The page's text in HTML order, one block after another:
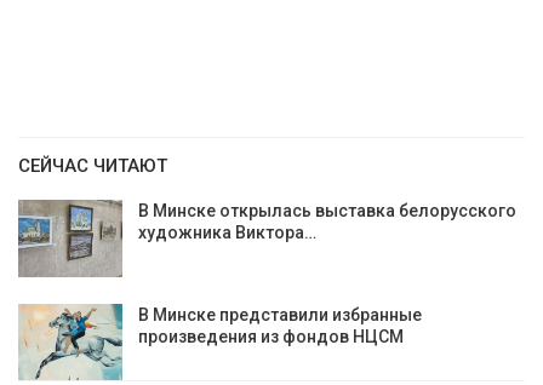
СЕЙЧАС ЧИТАЮТ
В Минске открылась выставка белорусского
художника Виктора…
В Минске представили избранные
произведения из фондов НЦСМ